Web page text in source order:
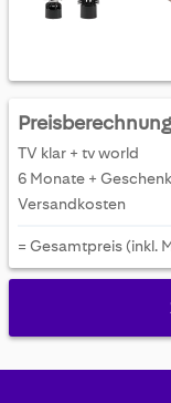
TV klar + tv world
6 Monate + Geschenk
Versandkosten
= Gesamtpreis (inkl.